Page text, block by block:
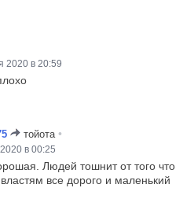
2020 в 20:59
тойота •
в 00:25
Людей тошнит от того что
все дорого и маленький